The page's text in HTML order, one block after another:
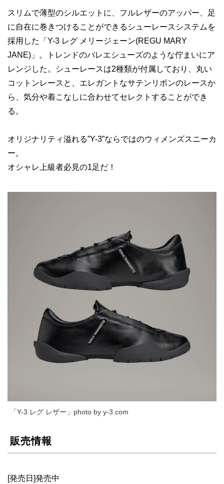
スリムで薄型のシルエットに、フルレザーのアッパー、足
に自在に巻きつけることができるシューレースシステムを
採用した「Y-3 レグ メリージェーン(REGU MARY
JANE)」。トレンドのバレエシューズのような佇まいにア
レンジした。シューレースは2種類が付属しており、丸い
コットンレースと、エレガントなサテンリボンのレースか
ら、気分や着こなしに合わせてセレクトすることができ
る。
オリジナリティ溢れる”Y-3”ならではのウィメンズスニーカ
ー。
オシャレ上級者必見の1足だ！
「Y-3 レグ レザー」photo by y-3.com
販売情報
[発売日]発売中